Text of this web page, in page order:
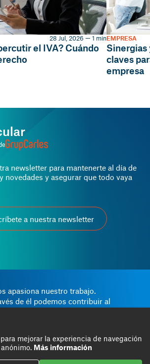
el IVA? Cuándo
28 Jul, 2026 — 1 min
Sinergias
claves
empresa
EMPRESA
apasiona nuestro trabajo.
de él podemos contribuir al
Proyectos
Contacto
newsletter para mantenerte al día de
novedades y asegurar que todo vaya
a nuestra newsletter
mejorar la experiencia de navegación
Más información